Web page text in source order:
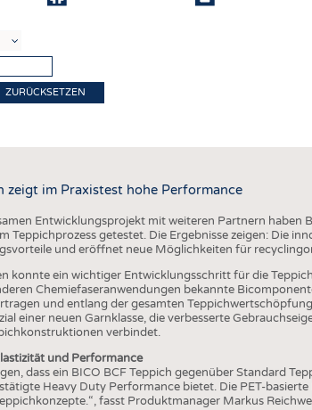
RECYCLING
TECHNISCHE
SMART TEXTILES
MEDIZIN
HAUS- UND
TESTS
FAKTEN
ZURÜCKSETZEN
zeigt im Praxistest hohe Performance
Entwicklungsprojekt mit weiteren Partnern haben
Teppichprozess getestet. Die Ergebnisse zeigen: Die
und eröffnet neue Möglichkeiten für
konnte ein wichtiger Entwicklungsschritt für die
Chemiefaseranwendungen bekannte
und entlang der gesamten
einer neuen Garnklasse, die verbesserte
verbindet.
und Performance
dass ein BICO BCF Teppich gegenüber Standard
Heavy Duty Performance bietet. Die PET-
fasst Produktmanager Markus